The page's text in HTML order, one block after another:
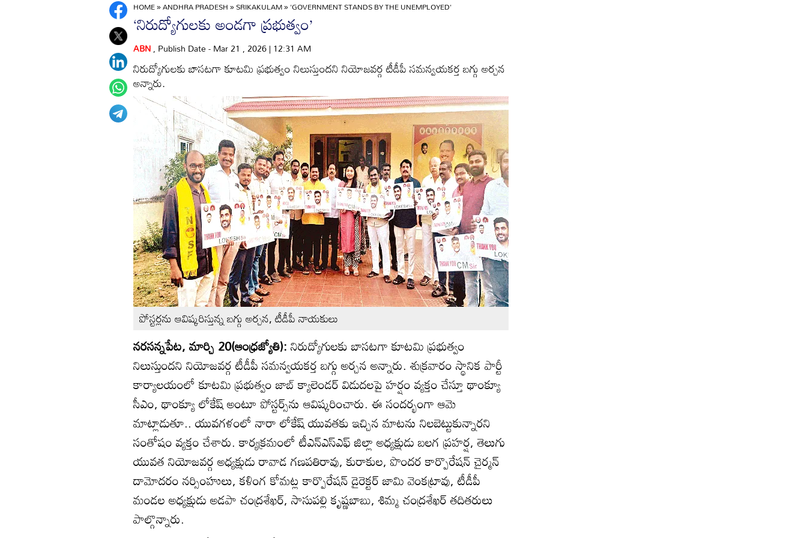
HOME»ANDHRA PRADESH»SRIKAKULAM»'GOVERNMENT STANDS BY THE UNEMPLOYED'
‘నిరుద్యోగులకు అండగా ప్రభుత్వం’
ABN, Publish Date - Mar 21 , 2026 | 12:31 AM
నిరుద్యోగులకు బాసటగా కూటమి ప్రభుత్వం నిలుస్తుందని నియోజవర్గ టీడీపీ సమన్వయకర్త బగ్గు అర్చన
అన్నారు.
పోస్టర్లను ఆవిష్కరిస్తున్న బగ్గు అర్చన, టీడీపీ నాయకులు
నరసన్నపేట, మార్చి 20(ఆంధ్రజ్యోతి):నిరుద్యోగులకు బాసటగా కూటమి ప్రభుత్వం
నిలుస్తుందని నియోజవర్గ టీడీపీ సమన్వయకర్త బగ్గు అర్చన అన్నారు. శుక్రవారం స్థానిక పార్టీ
కార్యాలయంలో కూటమి ప్రభుత్వం జాబ్‌ క్యాలెండర్‌ విడుదలపై హర్షం వ్యక్తం చేస్తూ థాంక్యూ
సీఎం, థాంక్యూ లోకేష్‌ అంటూ పోస్టర్స్‌ను ఆవిష్కరించారు. ఈ సందర్భంగా ఆమె
మాట్లాడుతూ.. యువగళంలో నారా లోకేష్‌ యువతకు ఇచ్చిన మాటను నిలబెట్టుకున్నారని
సంతోషం వ్యక్తం చేశారు. కార్యక్రమంలో టీఎన్‌ఎస్‌ఎఫ్‌ జిల్లా అధ్యక్షుడు బలగ ప్రహర్ష, తెలుగు
యువత నియోజవర్గ అధ్యక్షుడు రావాడ గణపతిరావు, కురాకుల, పొందర కార్పొరేషన్‌ చైర్మన్‌
దామోదరం నర్సింహులు, కళింగ కోమట్ల కార్పొరేషన్‌ డైరెక్టర్‌ జామి వెంకట్రావు, టీడీపీ
మండల అధ్యక్షుడు అడపా చంద్రశేఖర్‌, సాసుపల్లి కృష్ణబాబు, శిమ్మ చంద్రశేఖర్‌ తదితరులు
పాల్గొన్నారు.